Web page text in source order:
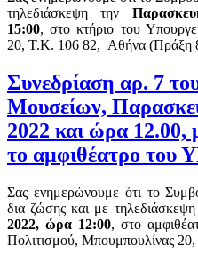
τηλεδιάσκεψη την
15:00, στο κτήριο του
20, Τ.Κ. 106 82, Αθήνα (Πράξη
Συνεδρίαση αρ. 7
Μουσείων,
2022 και ώρα 12.00,
το αμφιθέατρο
Σας ενημερώνουμε ότι το
δια ζώσης και με τηλεδιάσκεψη
2022, ώρα 12:00, στο
Πολιτισμού, Μπουμπουλίνας